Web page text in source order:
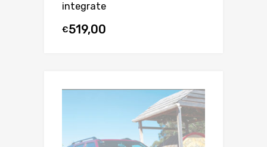
integrate
€519,00